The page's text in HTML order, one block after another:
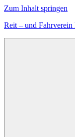
Zum Inhalt springen
Reit – und Fahrverein